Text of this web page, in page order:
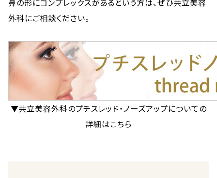
鼻の形にコンプレックスがあるという方は、ぜひ共立美容
外科にご相談ください。
▼共立美容外科のプチスレッド・ノーズアップについての
詳細はこちら